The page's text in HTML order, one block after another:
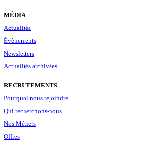
MÉDIA
Actualités
Évènements
Newsletters
Actualités archivées
RECRUTEMENTS
Pourquoi nous rejoindre
Qui recherchons-nous
Nos Métiers
Offres